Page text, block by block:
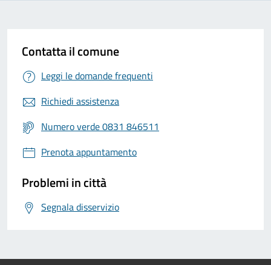
Contatta il comune
Leggi le domande frequenti
Richiedi assistenza
Numero verde 0831 846511
Prenota appuntamento
Problemi in città
Segnala disservizio